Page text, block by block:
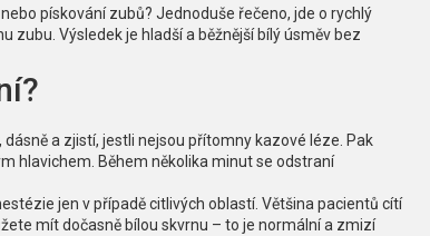
pískování zubů? Jednoduše řečeno, jde o rychlý
zubu. Výsledek je hladší a běžnější bílý úsměv bez
a zjistí, jestli nejsou přítomny kazové léze. Pak
hlavichem. Během několika minut se odstraní
jen v případě citlivých oblastí. Většina pacientů cítí
mít dočasně bílou skvrnu – to je normální a zmizí